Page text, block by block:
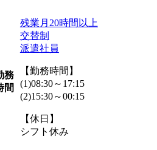
務
間
残業月20時間以上
交替制
派遣社員
【勤務時間】
(1)08:30～17:15
(2)15:30～00:15
【休日】
シフト休み